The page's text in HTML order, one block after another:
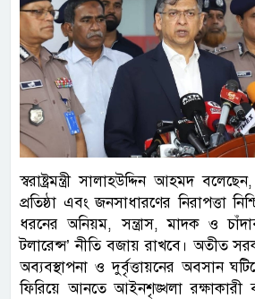
স্বরাষ্ট্রমন্ত্রী সালাহউদ্দিন আহমদ
প্রতিষ্ঠা এবং জনসাধারণের নিরাপত্তা
ধরনের অনিয়ম, সন্ত্রাস, মাদক ও
টলারেন্স’ নীতি বজায় রাখবে। অতীত
অব্যবস্থাপনা ও দুর্বৃত্তায়নের অবসান
ফিরিয়ে আনতে আইনশৃঙ্খলা রক্ষাকারী